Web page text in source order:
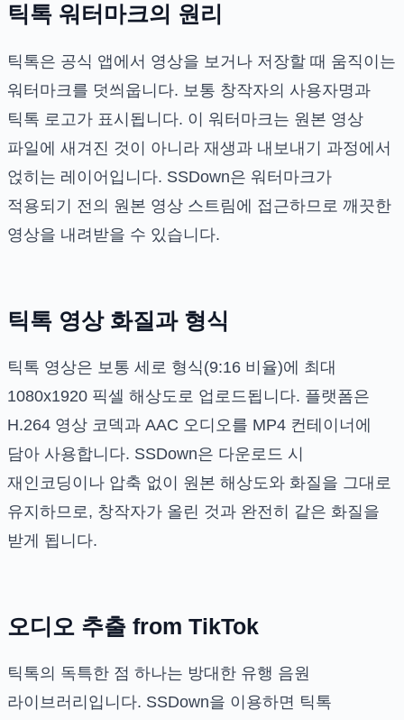
틱톡 워터마크의 원리
틱톡은 공식 앱에서 영상을 보거나 저장할 때 움직이는
워터마크를 덧씌웁니다. 보통 창작자의 사용자명과
틱톡 로고가 표시됩니다. 이 워터마크는 원본 영상
파일에 새겨진 것이 아니라 재생과 내보내기 과정에서
얹히는 레이어입니다. SSDown은 워터마크가
적용되기 전의 원본 영상 스트림에 접근하므로 깨끗한
영상을 내려받을 수 있습니다.
틱톡 영상 화질과 형식
틱톡 영상은 보통 세로 형식(9:16 비율)에 최대
1080x1920 픽셀 해상도로 업로드됩니다. 플랫폼은
H.264 영상 코덱과 AAC 오디오를 MP4 컨테이너에
담아 사용합니다. SSDown은 다운로드 시
재인코딩이나 압축 없이 원본 해상도와 화질을 그대로
유지하므로, 창작자가 올린 것과 완전히 같은 화질을
받게 됩니다.
오디오 추출 from TikTok
틱톡의 독특한 점 하나는 방대한 유행 음원
라이브러리입니다. SSDown을 이용하면 틱톡